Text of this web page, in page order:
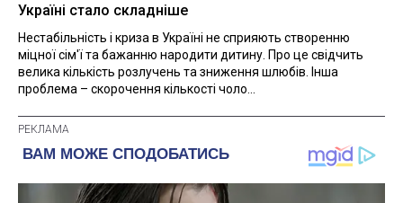
Україні стало складніше
Нестабільність і криза в Україні не сприяють створенню
міцної сім'ї та бажанню народити дитину. Про це свідчить
велика кількість розлучень та зниження шлюбів. Інша
проблема – скорочення кількості чоло...